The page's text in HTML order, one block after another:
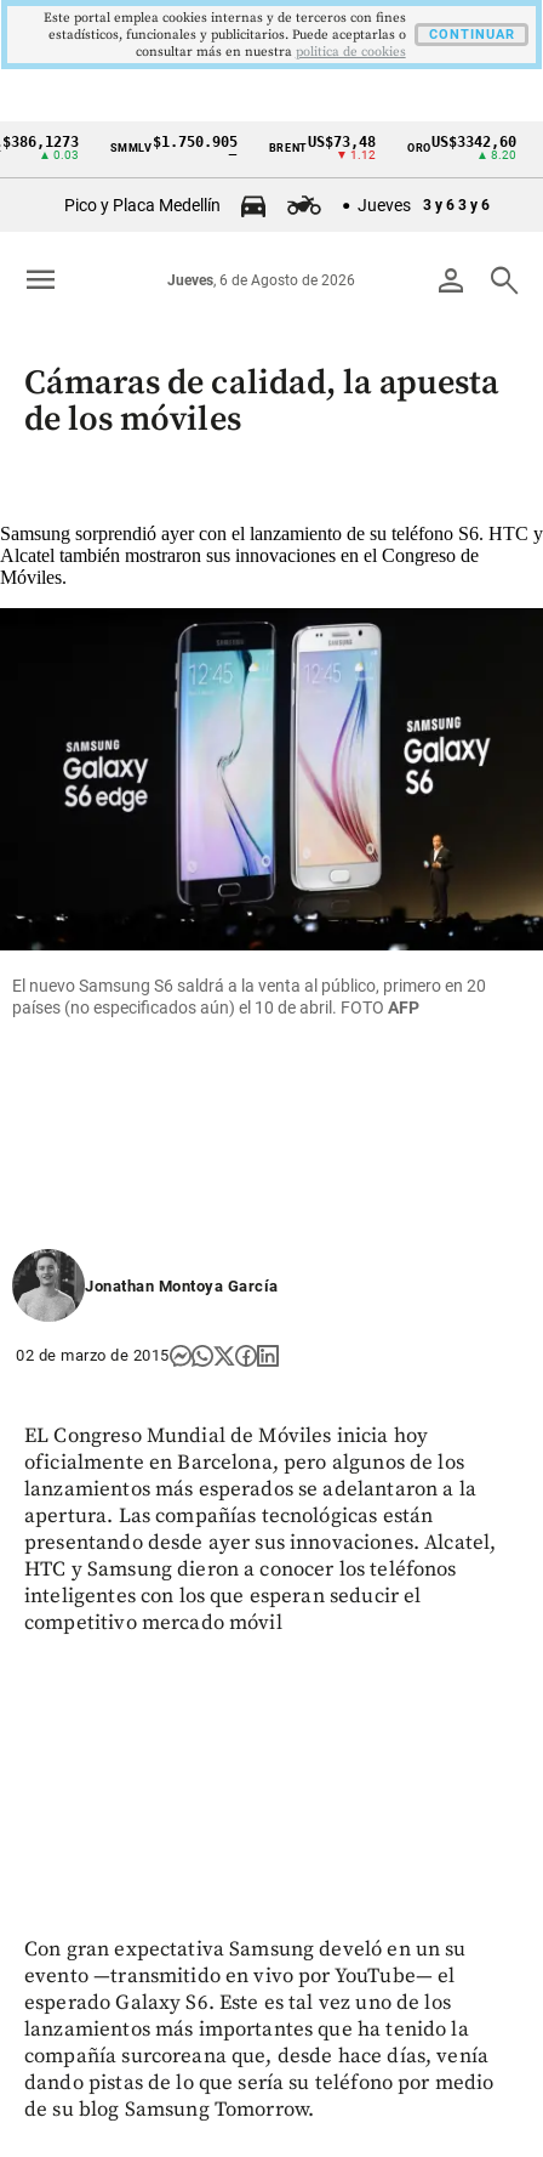
Cintillo
Colombia
0.03
SMMLV$1.750.905 BRENT US$73,48
▼ 1.12
ORO US$3342,60
Pico y Placa Medellín Jueves 3 y 6 3 y 6
person search
Jueves, 6 de Agosto de 2026
menu
Cámaras de calidad, la apuesta
de los móviles
Samsung sorprendió ayer con el lanzamiento de su teléfono S6. HTC y
Alcatel también mostraron sus innovaciones en el Congreso de
Móviles.
El nuevo Samsung S6 saldrá a la venta al público, primero en 20
países (no especificados aún) el 10 de abril. FOTO AFP
Jonathan Montoya García
02 de marzo de 2015
EL Congreso Mundial de Móviles inicia hoy
oficialmente en Barcelona, pero algunos de los
lanzamientos más esperados se adelantaron a la
apertura. Las compañías tecnológicas están
presentando desde ayer sus innovaciones. Alcatel,
HTC y Samsung dieron a conocer los teléfonos
inteligentes con los que esperan seducir el
competitivo mercado móvil
Con gran expectativa Samsung develó en un su
evento —transmitido en vivo por YouTube— el
esperado Galaxy S6. Este es tal vez uno de los
lanzamientos más importantes que ha tenido la
compañía surcoreana que, desde hace días, venía
dando pistas de lo que sería su teléfono por medio
de su blog Samsung Tomorrow.
Este portal emplea cookies internas y de terceros con fines
estadísticos, funcionales y publicitarios. Puede aceptarlas o
consultar más en nuestra politica de cookies
CONTINUAR